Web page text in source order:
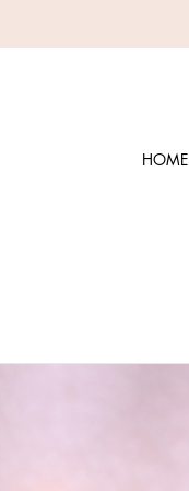
HOME